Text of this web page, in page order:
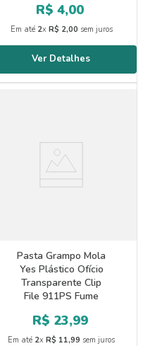
R$ 4,00
Em até 2x R$ 2,00 sem juros
Pasta Grampo Mola
Yes Plástico Ofício
Transparente Clip
File 911PS Fume
R$ 23,99
Em até 2x R$ 11,99 sem juros